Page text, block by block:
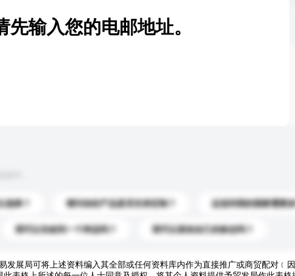
择？ 请问你的产品是否支持定制？ 运送到我的国家需要
我可以先收到一个样品吗？ 我可以添加自己的标志吗？
先输入您的电邮地址。
发展局可将上述资料编入其全部或任何资料库内作为直接推广或商贸配对﹝